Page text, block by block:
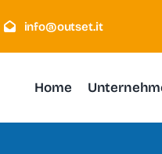
info@outset.it
Home